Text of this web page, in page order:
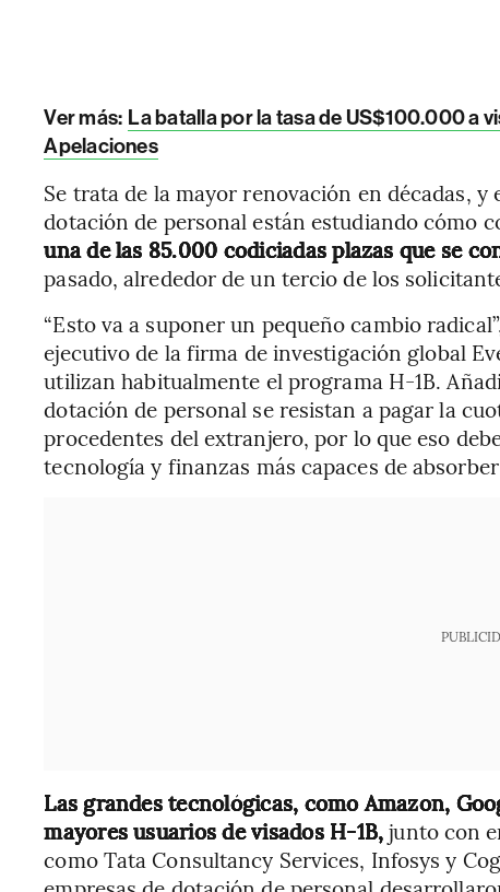
Ver más: La batalla por la tasa de US$100.000 a
Apelaciones
Se trata de la mayor renovación en décadas, y
dotación de personal están estudiando cómo
una de las 85.000 codiciadas plazas que se
pasado, alrededor de un tercio de los
“Esto va a suponer un pequeño cambio
ejecutivo de la firma de investigación global
utilizan habitualmente el programa H-1B.
dotación de personal se resistan a pagar la
procedentes del extranjero, por lo que eso
tecnología y finanzas más capaces de
Las grandes tecnológicas, como Amazon,
mayores usuarios de visados H-1B,junto con
como Tata Consultancy Services, Infosys y